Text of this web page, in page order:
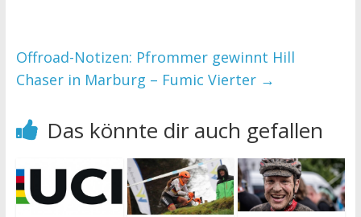
Offroad-Notizen: Pfrommer gewinnt Hill
Chaser in Marburg – Fumic Vierter →
Das könnte dir auch gefallen